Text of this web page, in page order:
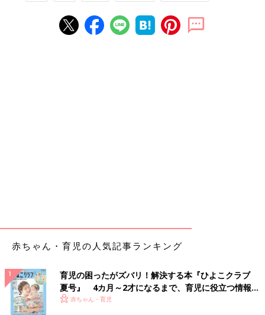
赤ちゃん・育児の人気記事ランキング
育児の困ったがズバリ！解決する本『ひよこクラブ
夏号』 4カ月～2才になるまで、育児に役立つ情報が
いっぱい！
赤ちゃん・育児